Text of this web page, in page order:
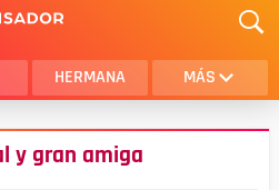
HERMANA MÁS
AMOR
y gran amiga